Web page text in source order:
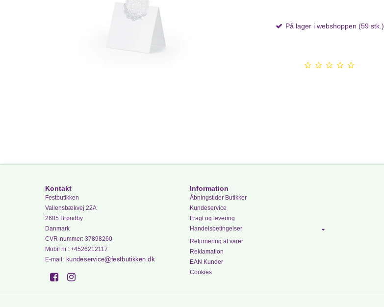
På lager i webshoppen (59 stk.)
Kontakt
Festbutikken
Vallensbækvej 22A
2605 Brøndby
Danmark
CVR-nummer: 37898260
Mobil nr. : +4526212117
E-mail:
Information
Åbningstider Butikker
Kundeservice
Fragt og levering
Handelsbetingelser
Returnering af varer
Reklamation
EAN Kunder
Cookies